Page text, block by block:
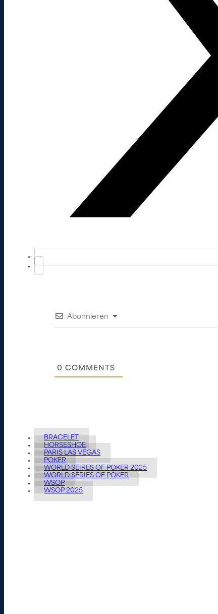
Abonnieren
0 COMMENTS
BRACELET
HORSESHOE
PARIS LAS VEGAS
POKER
WORLD SEIRES OF POKER 2025
WORLD SERIES OF POKER
WSOP
WSOP 2025